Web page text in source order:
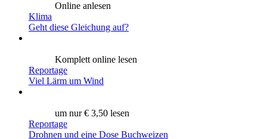
Online anlesen
Klima
Geht diese Gleichung auf?
Komplett online lesen
Reportage
Viel Lärm um Wind
um nur € 3,50 lesen
Reportage
Drohnen und eine Dose Buchweizen